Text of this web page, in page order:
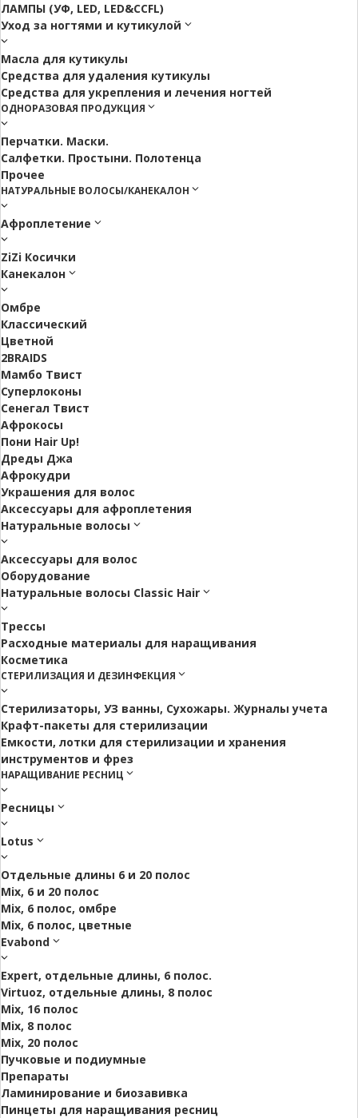
ЛАМПЫ (УФ, LED, LED&CCFL)
Уход за ногтями и кутикулой
Масла для кутикулы
Средства для удаления кутикулы
Средства для укрепления и лечения ногтей
ОДНОРАЗОВАЯ ПРОДУКЦИЯ
Перчатки. Маски.
Салфетки. Простыни. Полотенца
Прочее
НАТУРАЛЬНЫЕ ВОЛОСЫ/КАНЕКАЛОН
Афроплетение
ZiZi Косички
Канекалон
Омбре
Классический
Цветной
2BRAIDS
Мамбо Твист
Суперлоконы
Сенегал Твист
Афрокосы
Пони Hair Up!
Дреды Джа
Афрокудри
Украшения для волос
Аксессуары для афроплетения
Натуральные волосы
Аксессуары для волос
Оборудование
Натуральные волосы Classic Hair
Трессы
Расходные материалы для наращивания
Косметика
СТЕРИЛИЗАЦИЯ И ДЕЗИНФЕКЦИЯ
Стерилизаторы, УЗ ванны, Сухожары. Журналы учета
Крафт-пакеты для стерилизации
Емкости, лотки для стерилизации и хранения
инструментов и фрез
НАРАЩИВАНИЕ РЕСНИЦ
Ресницы
Lotus
Отдельные длины 6 и 20 полос
Mix, 6 и 20 полос
Mix, 6 полос, омбре
Mix, 6 полос, цветные
Evabond
Expert, отдельные длины, 6 полос.
Virtuoz, отдельные длины, 8 полос
Mix, 16 полос
Mix, 8 полос
Mix, 20 полос
Пучковые и подиумные
Препараты
Ламинирование и биозавивка
Пинцеты для наращивания ресниц